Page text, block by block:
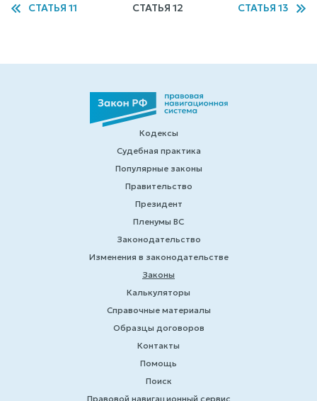
СТАТЬЯ 11 СТАТЬЯ 12 СТАТЬЯ 13
Кодексы
Судебная практика
Популярные законы
Правительство
Президент
Пленумы ВС
Законодательство
Изменения в законодательстве
Законы
Калькуляторы
Справочные материалы
Образцы договоров
Контакты
Помощь
Поиск
Правовой навигационный сервис